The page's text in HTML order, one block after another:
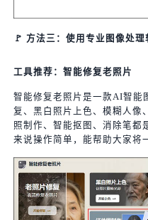
🚩 方法三：使用专业图像处理
工具推荐：智能修复老照片
智能修复老照片是一款AI智能
复、黑白照片上色、模糊人像
照制作、智能抠图、消除笔都
来说操作简单，能帮助大家将